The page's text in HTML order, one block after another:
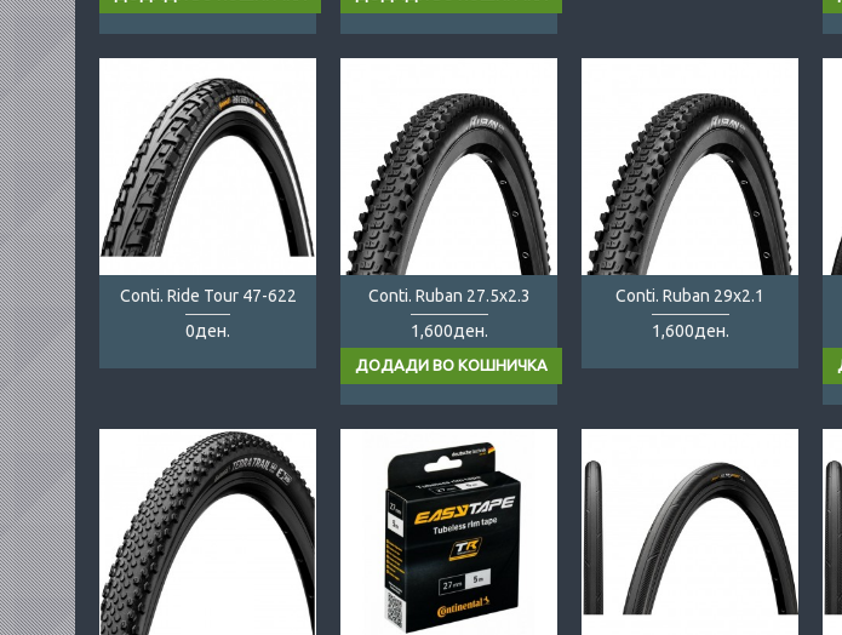
Conti. Ride Tour 47-622
0ден.
Conti. Ruban 27.5x2.3
1,600ден.
Conti. Ruban 29x2.1
1,600ден.